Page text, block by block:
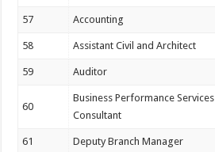
57 Accounting
58 Assistant Civil and Architect
59 Auditor
60
Business Performance Services
Consultant
61 Deputy Branch Manager